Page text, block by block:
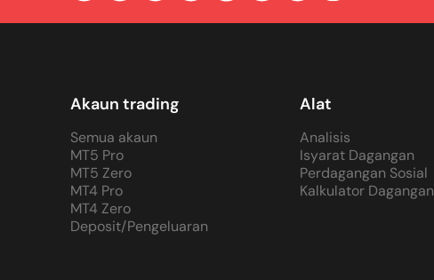
Akaun trading
Semua akaun
MT5 Pro
MT5 Zero
MT4 Pro
MT4 Zero
Deposit/Pengeluaran
Alat
Analisis
Isyarat Dagangan
Perdagangan Sosial
Kalkulator Dagangan